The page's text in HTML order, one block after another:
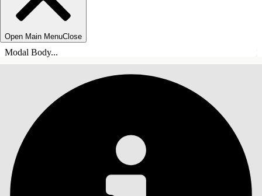
Open Main MenuClose
Modal Body...
目錄